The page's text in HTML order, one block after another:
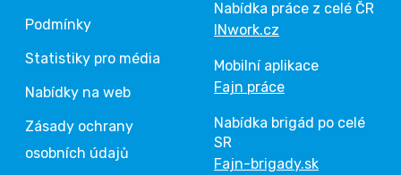
Podmínky
Statistiky pro média
Nabídky na web
Zásady ochrany
osobních údajů
Nabídka práce z celé ČR
INwork.cz
Mobilní aplikace
Fajn práce
Nabídka brigád po celé
SR
Fajn-brigady.sk